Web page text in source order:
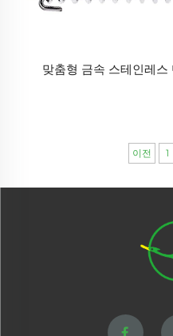
맞춤형 금속 스테인레
이전 1